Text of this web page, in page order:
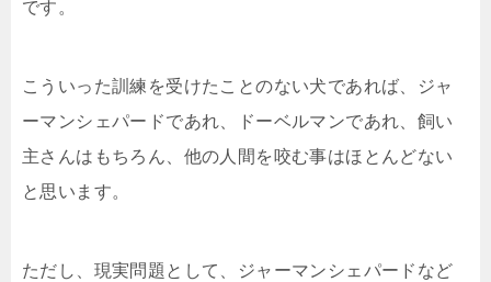
です。
こういった訓練を受けたことのない犬であれば、ジャ
ーマンシェパードであれ、ドーベルマンであれ、飼い
主さんはもちろん、他の人間を咬む事はほとんどない
と思います。
ただし、現実問題として、ジャーマンシェパードなど